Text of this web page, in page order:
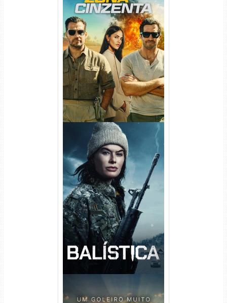
Na Zona Cinzenta Torrent
(2026) WEB-DL 1080p/4K
Dual Áudio
Balística Torrent (2025) WEB-
DL 1080p Dual Áudio